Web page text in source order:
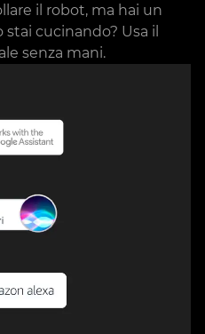
il robot, ma hai un
cucinando? Usa il
senza mani.